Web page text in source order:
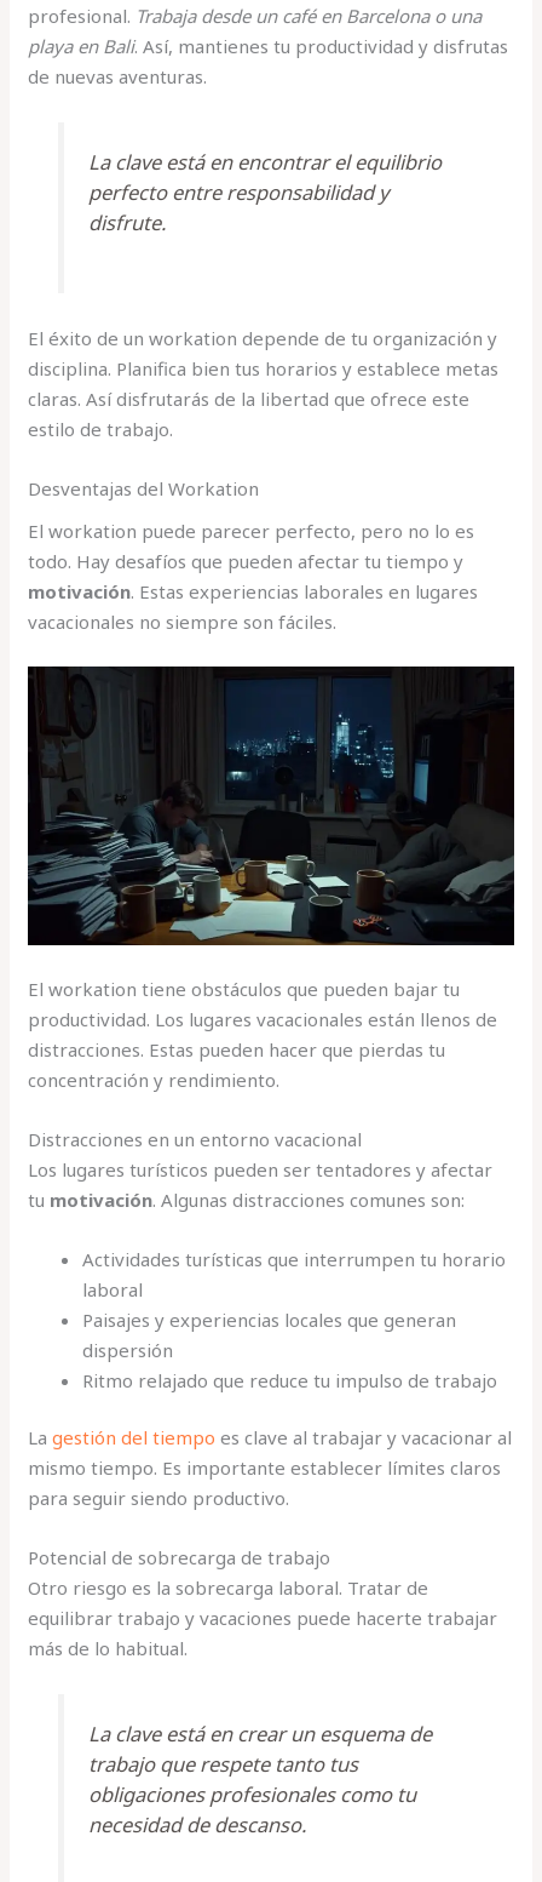
profesional. Trabaja desde un café en Barcelona o una
playa en Bali. Así, mantienes tu productividad y disfrutas
de nuevas aventuras.
La clave está en encontrar el equilibrio
perfecto entre responsabilidad y
disfrute.
El éxito de un workation depende de tu organización y
disciplina. Planifica bien tus horarios y establece metas
claras. Así disfrutarás de la libertad que ofrece este
estilo de trabajo.
Desventajas del Workation
El workation puede parecer perfecto, pero no lo es
todo. Hay desafíos que pueden afectar tu tiempo y
motivación. Estas experiencias laborales en lugares
vacacionales no siempre son fáciles.
El workation tiene obstáculos que pueden bajar tu
productividad. Los lugares vacacionales están llenos de
distracciones. Estas pueden hacer que pierdas tu
concentración y rendimiento.
Distracciones en un entorno vacacional
Los lugares turísticos pueden ser tentadores y afectar
tu motivación. Algunas distracciones comunes son:
Actividades turísticas que interrumpen tu horario
laboral
Paisajes y experiencias locales que generan
dispersión
Ritmo relajado que reduce tu impulso de trabajo
Lagestión del tiempo es clave al trabajar y vacacionar al
mismo tiempo. Es importante establecer límites claros
para seguir siendo productivo.
Potencial de sobrecarga de trabajo
Otro riesgo es la sobrecarga laboral. Tratar de
equilibrar trabajo y vacaciones puede hacerte trabajar
más de lo habitual.
La clave está en crear un esquema de
trabajo que respete tanto tus
obligaciones profesionales como tu
necesidad de descanso.